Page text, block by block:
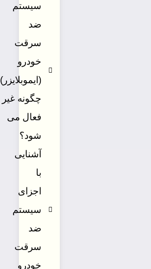
سیستم
ضد
سرقت
خودرو
(ایموبلایزر)
چگونه غیر
فعال می
شود؟
آشنایی
با
اجزای
سیستم
ضد
سرقت
خودرو